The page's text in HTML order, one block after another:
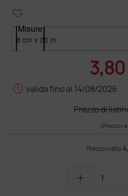
heart_plus
Misure
schedule valida fino al 14/08/2026
Prezzo di
(Prezzo
Prezzo ivato
add